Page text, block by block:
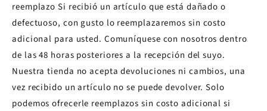
reemplazo Si recibió un artículo que está dañado o
defectuoso, con gusto lo reemplazaremos sin costo
adicional para usted. Comuníquese con nosotros dentro
de las 48 horas posteriores a la recepción del suyo.
Nuestra tienda no acepta devoluciones ni cambios, una
vez recibido un artículo no se puede devolver. Solo
podemos ofrecerle reemplazos sin costo adicional si